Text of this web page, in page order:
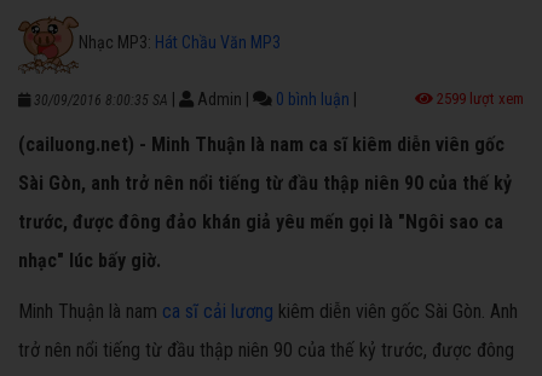
Nhạc MP3: Hát Chầu Văn MP3
30/09/2016 8:00:35 SA Admin 0 bình luận 2599 lượt xem
(cailuong.net) - Minh Thuận là nam ca sĩ kiêm diễn viên gốc
Sài Gòn, anh trở nên nổi tiếng từ đầu thập niên 90 của thế kỷ
trước, được đông đảo khán giả yêu mến gọi là "Ngôi sao ca
nhạc" lúc bấy giờ.
Minh Thuận là nam ca sĩ cải lương kiêm diễn viên gốc Sài Gòn. Anh
trở nên nổi tiếng từ đầu thập niên 90 của thế kỷ trước, được đông